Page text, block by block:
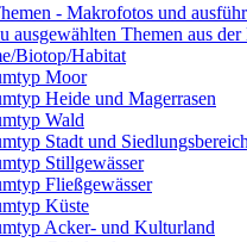
- Makrofotos und
ausgewählten Themen aus der
Biotop/Habitat
Moor
Heide und Magerrasen
Wald
Stadt und Siedlungsbereich
Stillgewässer
Fließgewässer
Küste
Acker- und Kulturland